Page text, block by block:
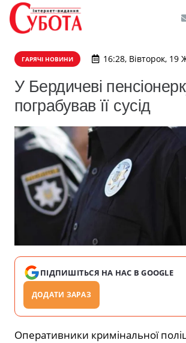
ГАРЯЧІ НОВИНИ 16:28, Вівторок, 19
У Бердичеві
пограбував її сусід
ПІДПИШІТЬСЯ НА НАС В GOOGLE
ДОДАТИ ЗАРАЗ
Оперативники кримінальної